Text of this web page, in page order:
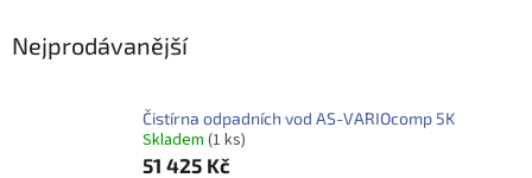
Nejprodávanější
Čistírna odpadních vod AS-VARIOcomp 5K
Skladem (1 ks)
51 425 Kč